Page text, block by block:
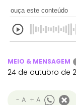
ouça este conteúdo
MEIO & MENSAGEM
24 de outubro de
- A + A